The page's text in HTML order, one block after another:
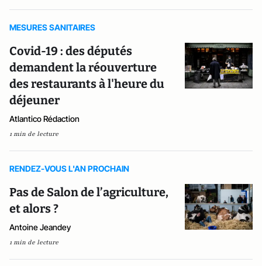
MESURES SANITAIRES
Covid-19 : des députés
demandent la réouverture
des restaurants à l'heure du
déjeuner
Atlantico Rédaction
1 min de lecture
RENDEZ-VOUS L'AN PROCHAIN
Pas de Salon de l’agriculture,
et alors ?
Antoine Jeandey
1 min de lecture